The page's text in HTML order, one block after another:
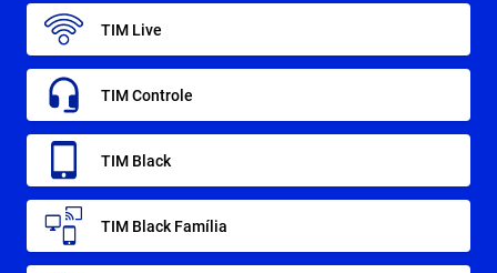
TIM Live
TIM Controle
TIM Black
TIM Black Família